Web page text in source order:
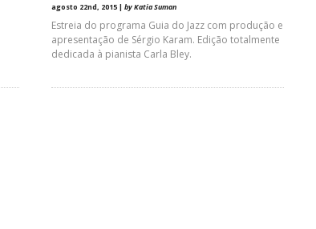
agosto 22nd, 2015 | by Katia Suman
Estreia do programa Guia do Jazz com produção e
apresentação de Sérgio Karam. Edição totalmente
dedicada à pianista Carla Bley.